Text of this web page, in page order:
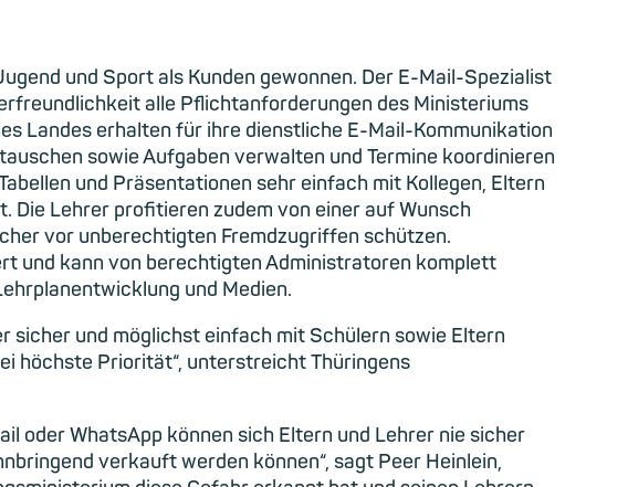
und Sport als Kunden gewonnen. Der E-Mail-Spezialist
alle Pflichtanforderungen des Ministeriums
Landes erhalten für ihre dienstliche E-Mail-Kommunikation
sowie Aufgaben verwalten und Termine koordinieren
und Präsentationen sehr einfach mit Kollegen, Eltern
Die Lehrer profitieren zudem von einer auf Wunsch
vor unberechtigten Fremdzugriffen schützen.
und kann von berechtigten Administratoren komplett
und Medien.
sicher und möglichst einfach mit Schülern sowie Eltern
höchste Priorität“, unterstreicht Thüringens
oder WhatsApp können sich Eltern und Lehrer nie sicher
verkauft werden können“, sagt Peer Heinlein,